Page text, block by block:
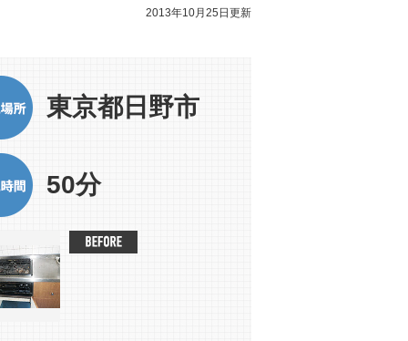
2013年10月25日更新
東京都日野市
50分